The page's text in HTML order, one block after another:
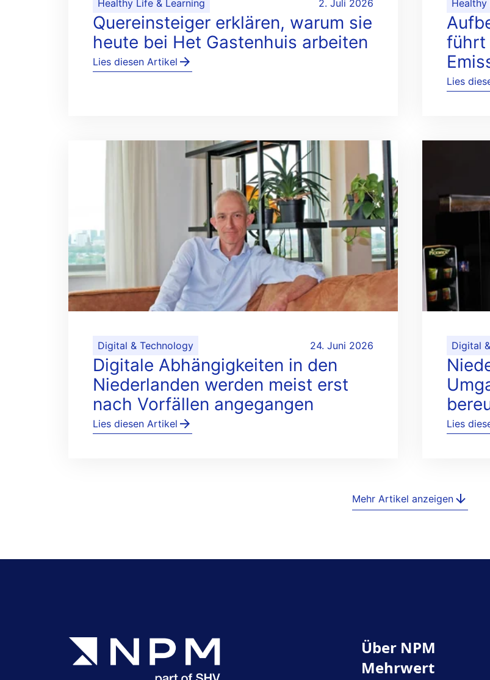
Healthy Life & Learning 2. Juli 2026
Quereinsteiger erklären, warum sie
heute bei Het Gastenhuis arbeiten
Lies diesen Artikel
Healthy
führt
Lies
Digital & Technology 24. Juni 2026
Digitale Abhängigkeiten in den
Niederlanden werden meist erst
nach Vorfällen angegangen
Lies diesen Artikel
Digital
Lies
Mehr Artikel anzeigen
Über NPM
Mehrwert